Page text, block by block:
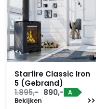
Starfire Classic Iron
5 (Gebrand)
1.895,- Oorspronkelijke
prijs
890,- Huidige
A
Bekijken